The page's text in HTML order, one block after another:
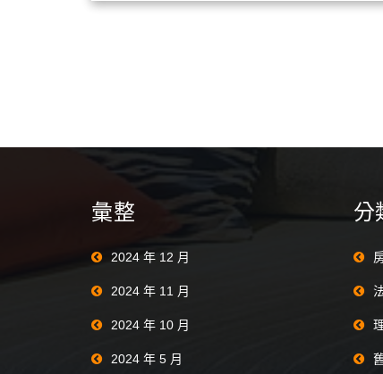
彙整
2024 年 12 月
2024 年 11 月
2024 年 10 月
2024 年 5 月
分